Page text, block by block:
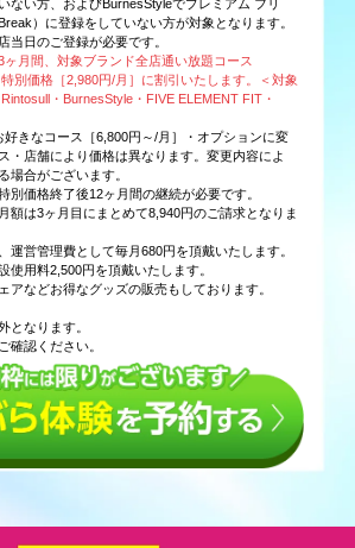
ない方、およびBurnesStyleでプレミアム フリ
）に登録をしていない方が対象となります。
当日のご登録が必要です。
月間、対象ブランド全店通い放題コース
特別価格［2,980円/月］に割引いたします。＜対象
・BurnesStyle・FIVE ELEMENT FIT・
きなコース［6,800円～/月］・オプションに変
・店舗により価格は異なります。変更内容によ
場合がございます。
別価格終了後12ヶ月間の継続が必要です。
額は3ヶ月目にまとめて8,940円のご請求となりま
運営管理費として毎月680円を頂戴いたします。
使用料2,500円を頂戴いたします。
アなどお得なグッズの販売もしております。
となります。
確認ください。